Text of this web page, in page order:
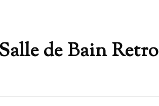
de Bain Retro